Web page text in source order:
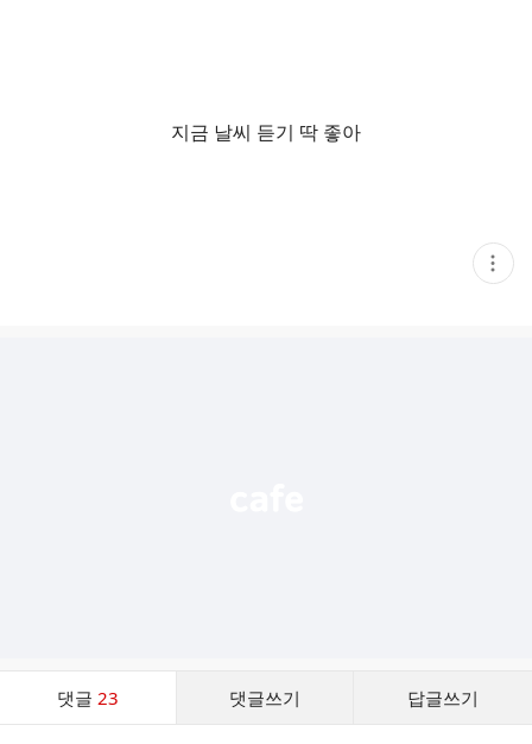
지금 날씨 듣기 딱 좋아
현
재
댓글23 댓글쓰기 답글쓰기